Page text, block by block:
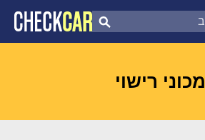
צ'ק קאר
דוח בדיקת רכב
מכוני רישוי